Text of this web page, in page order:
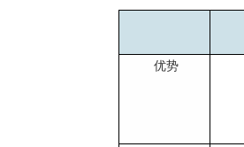
优势